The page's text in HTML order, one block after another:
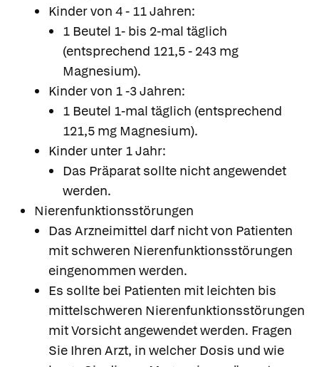
Kinder von 4 - 11 Jahren:
1 Beutel 1- bis 2-mal täglich
(entsprechend 121,5 - 243 mg
Magnesium).
Kinder von 1 -3 Jahren:
1 Beutel 1-mal täglich (entsprechend
121,5 mg Magnesium).
Kinder unter 1 Jahr:
Das Präparat sollte nicht angewendet
werden.
Nierenfunktionsstörungen
Das Arzneimittel darf nicht von Patienten
mit schweren Nierenfunktionsstörungen
eingenommen werden.
Es sollte bei Patienten mit leichten bis
mittelschweren Nierenfunktionsstörungen
mit Vorsicht angewendet werden. Fragen
Sie Ihren Arzt, in welcher Dosis und wie